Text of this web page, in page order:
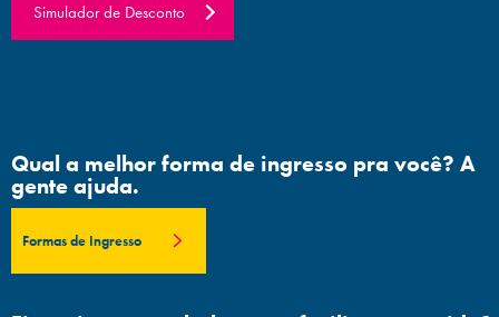
Simulador de Desconto
Qual a melhor forma de ingresso pra você? A
gente ajuda.
Formas de Ingresso